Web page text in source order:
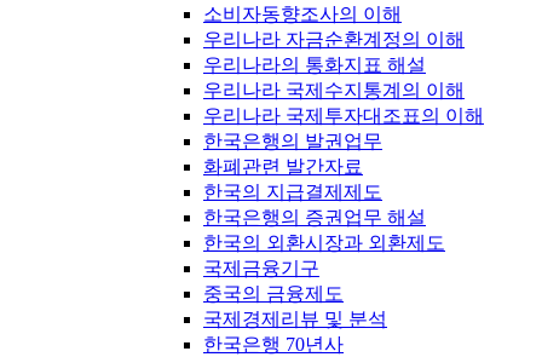
소비자동향조사의 이해
우리나라 자금순환계정의 이해
우리나라의 통화지표 해설
우리나라 국제수지통계의 이해
우리나라 국제투자대조표의 이해
한국은행의 발권업무
화폐관련 발간자료
한국의 지급결제제도
한국은행의 증권업무 해설
한국의 외환시장과 외환제도
국제금융기구
중국의 금융제도
국제경제리뷰 및 분석
한국은행 70년사